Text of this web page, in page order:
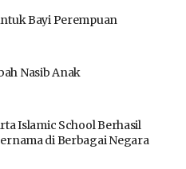
Bayi Perempuan
Nasib Anak
Islamic School Berhasil
di Berbagai Negara